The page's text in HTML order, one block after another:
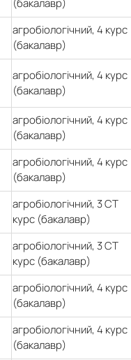
(бакалавр)
агробіологічний, 4 курс
(бакалавр)
агробіологічний, 4 курс
(бакалавр)
агробіологічний, 4 курс
(бакалавр)
агробіологічний, 4 курс
(бакалавр)
агробіологічний, 3 СТ
курс (бакалавр)
агробіологічний, 3 СТ
курс (бакалавр)
агробіологічний, 4 курс
(бакалавр)
агробіологічний, 4 курс
(бакалавр)